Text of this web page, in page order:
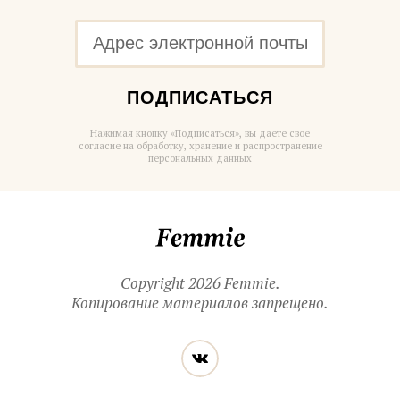
ПОДПИСАТЬСЯ
Нажимая кнопку «Подписаться», вы даете свое
согласие на обработку, хранение и распространение
персональных данных
Copyright 2026 Femmie.
Копирование материалов запрещено.
Читайте
нас
в социальных